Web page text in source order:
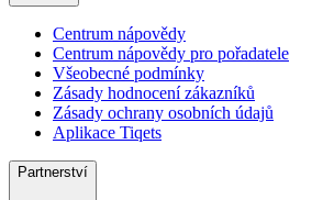
Centrum nápovědy
Centrum nápovědy pro pořadatele
Všeobecné podmínky
Zásady hodnocení zákazníků
Zásady ochrany osobních údajů
Aplikace Tiqets
Partnerství